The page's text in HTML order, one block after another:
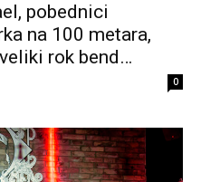
pobednici
na 100 metara,
rok bend…
0